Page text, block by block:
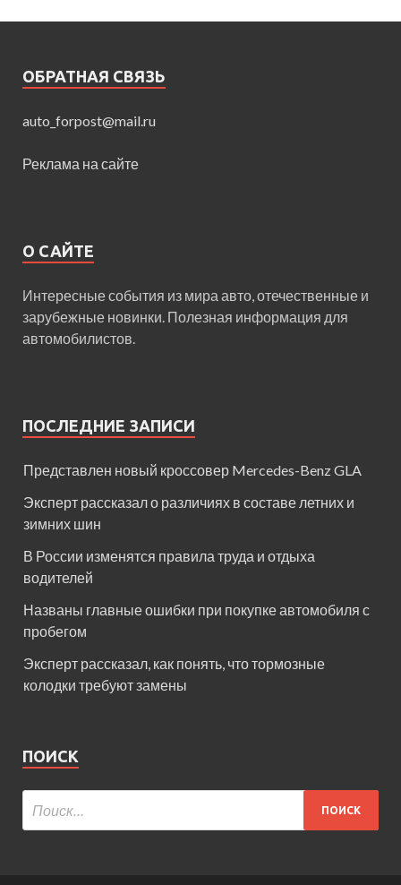
ОБРАТНАЯ СВЯЗЬ
auto_forpost@mail.ru
Реклама на сайте
О САЙТЕ
Интересные события из мира авто, отечественные и
зарубежные новинки. Полезная информация для
автомобилистов.
ПОСЛЕДНИЕ ЗАПИСИ
Представлен новый кроссовер Mercedes-Benz GLA
Эксперт рассказал о различиях в составе летних и
зимних шин
В России изменятся правила труда и отдыха
водителей
Названы главные ошибки при покупке автомобиля с
пробегом
Эксперт рассказал, как понять, что тормозные
колодки требуют замены
ПОИСК